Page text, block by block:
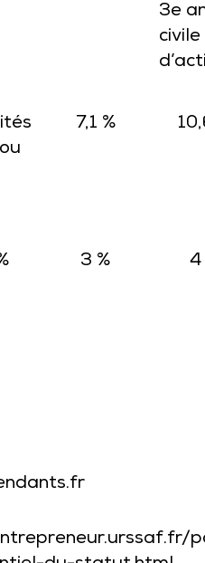
3e
civile
7,1 %
3 % 4